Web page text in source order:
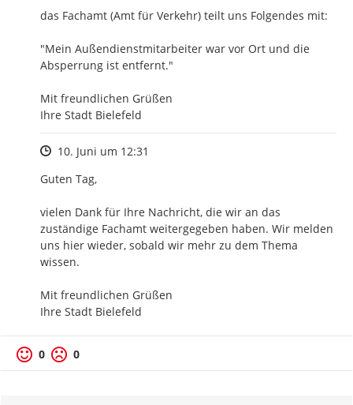
das Fachamt (Amt für Verkehr) teilt uns Folgendes mit:
"Mein Außendienstmitarbeiter war vor Ort und die
Absperrung ist entfernt."
Mit freundlichen Grüßen
Ihre Stadt Bielefeld
Zeitpunkt des Erstellens
10. Juni um 12:31
Guten Tag,
vielen Dank für Ihre Nachricht, die wir an das
zuständige Fachamt weitergegeben haben. Wir melden
uns hier wieder, sobald wir mehr zu dem Thema
wissen.
Mit freundlichen Grüßen
Ihre Stadt Bielefeld
0 0